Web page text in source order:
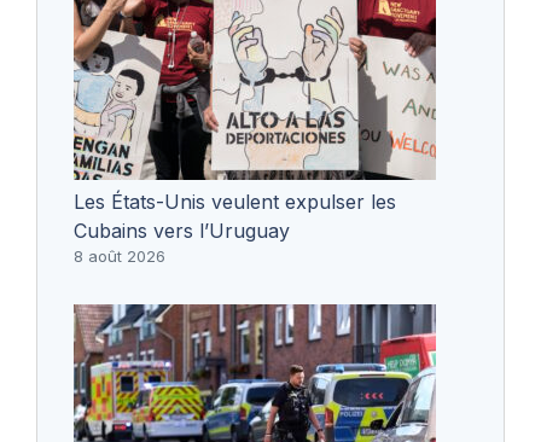
Les États-Unis veulent expulser les
Cubains vers l’Uruguay
8 août 2026